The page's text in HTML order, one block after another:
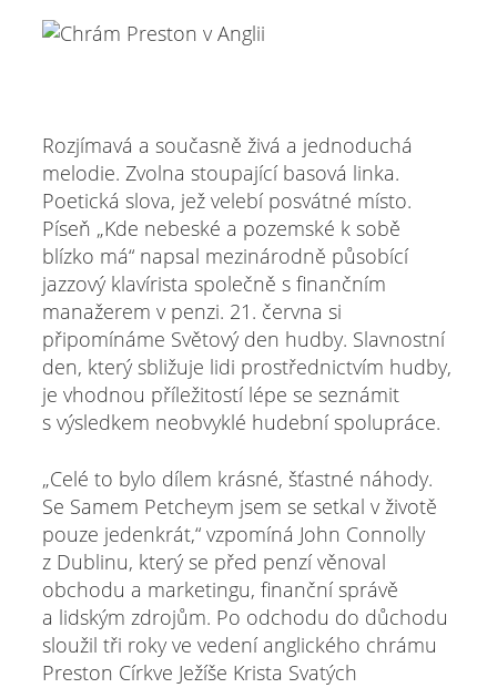
Rozjímavá a současně živá a jednoduchá
melodie. Zvolna stoupající basová linka.
Poetická slova, jež velebí posvátné místo.
Píseň „Kde nebeské a pozemské k sobě
blízko má“ napsal mezinárodně působící
jazzový klavírista společně s finančním
manažerem v penzi. 21. června si
připomínáme Světový den hudby. Slavnostní
den, který sbližuje lidi prostřednictvím hudby,
je vhodnou příležitostí lépe se seznámit
s výsledkem neobvyklé hudební spolupráce.
„Celé to bylo dílem krásné, šťastné náhody.
Se Samem Petcheym jsem se setkal v životě
pouze jedenkrát,“ vzpomíná John Connolly
z Dublinu, který se před penzí věnoval
obchodu a marketingu, finanční správě
a lidským zdrojům. Po odchodu do důchodu
sloužil tři roky ve vedení anglického chrámu
Preston Církve Ježíše Krista Svatých